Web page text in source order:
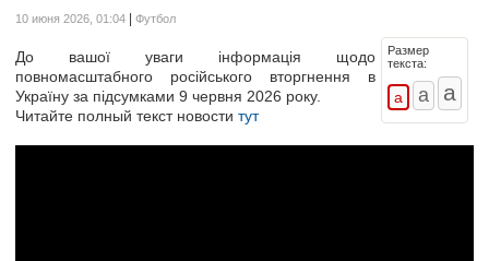
10 июня 2026, 01:04 Футбол
Размер
текста:
До вашої уваги інформація щодо
повномасштабного російського вторгнення в
Україну за підсумками 9 червня 2026 року.
Читайте полный текст новости тут